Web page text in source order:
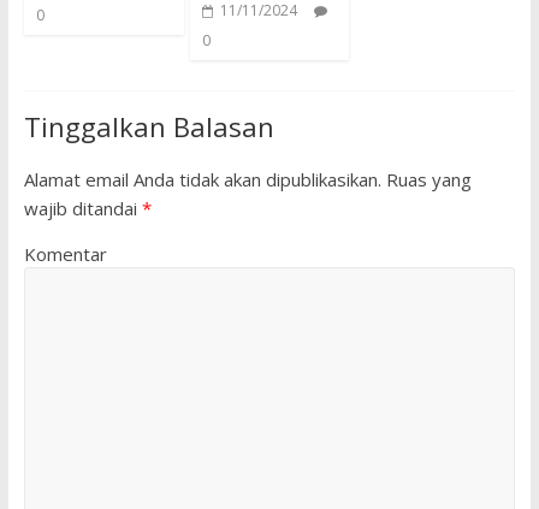
0
11/11/2024
0
Tinggalkan Balasan
Alamat email Anda tidak akan dipublikasikan. Ruas yang
wajib ditandai *
Komentar